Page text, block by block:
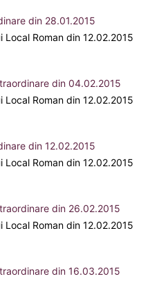
din 28.01.2015
Roman din 12.02.2015
din 04.02.2015
Roman din 12.02.2015
din 12.02.2015
Roman din 12.02.2015
din 26.02.2015
Roman din 12.02.2015
din 16.03.2015